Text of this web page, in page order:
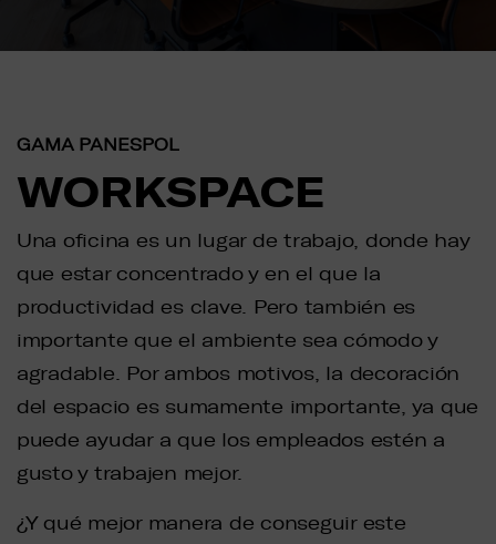
GAMA PANESPOL
WORKSPACE
Una oficina es un lugar de trabajo, donde hay
que estar concentrado y en el que la
productividad es clave. Pero también es
importante que el ambiente sea cómodo y
agradable. Por ambos motivos, la decoración
del espacio es sumamente importante, ya que
puede ayudar a que los empleados estén a
gusto y trabajen mejor.
¿Y qué mejor manera de conseguir este